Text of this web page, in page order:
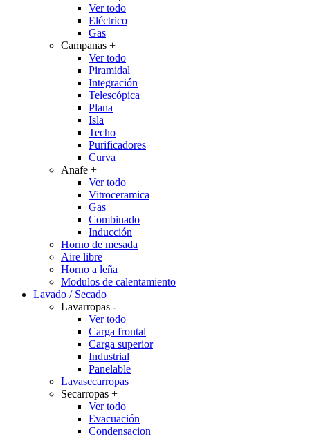
Ver todo
Eléctrico
Gas
Campanas +
Ver todo
Piramidal
Integración
Telescópica
Plana
Isla
Techo
Purificadores
Curva
Anafe +
Ver todo
Vitroceramica
Gas
Combinado
Inducción
Horno de mesada
Aire libre
Horno a leña
Modulos de calentamiento
Lavado / Secado
Lavarropas -
Ver todo
Carga frontal
Carga superior
Industrial
Panelable
Lavasecarropas
Secarropas +
Ver todo
Evacuación
Condensacion